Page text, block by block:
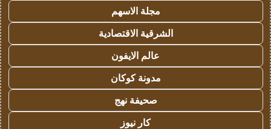
مجلة الاسهم
الشرقية الاقتصادية
عالم الايفون
مدونة كوكان
صحيفة نهج
كار نيوز